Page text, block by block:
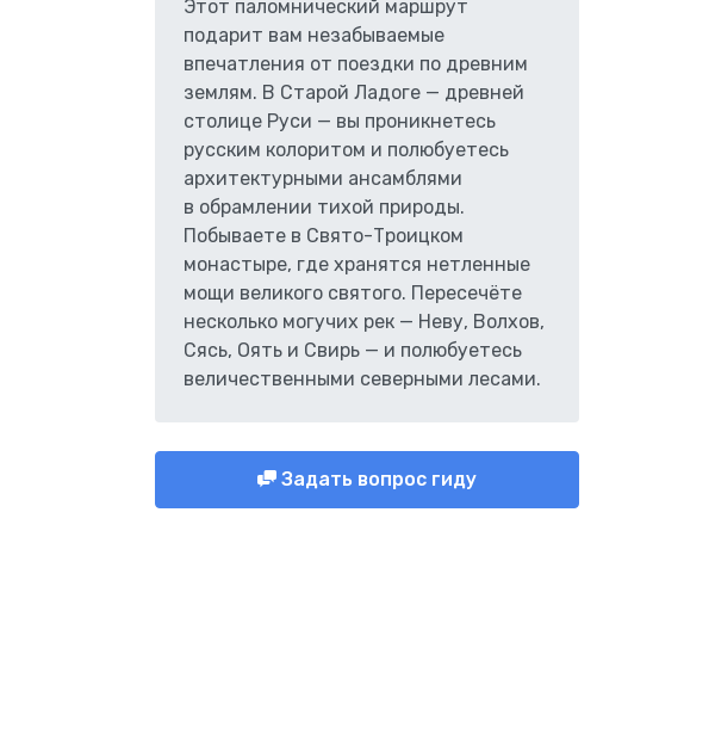
Этот паломнический маршрут
подарит вам незабываемые
впечатления от поездки по древним
землям. В Старой Ладоге — древней
столице Руси — вы проникнетесь
русским колоритом и полюбуетесь
архитектурными ансамблями
в обрамлении тихой природы.
Побываете в Свято-Троицком
монастыре, где хранятся нетленные
мощи великого святого. Пересечёте
несколько могучих рек — Неву, Волхов,
Сясь, Оять и Свирь — и полюбуетесь
величественными северными лесами.
Задать вопрос гиду